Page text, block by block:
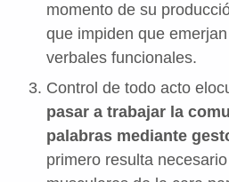
momento de su
que impiden que
verbales funcionales.
Control de todo acto
pasar a trabajar la
palabras mediante
primero resulta